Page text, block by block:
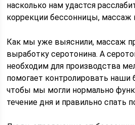
насколько нам удастся
коррекции бессонницы,
Как мы уже выяснили, массаж
выработку серотонина. А
необходим для производства
помогает контролировать наши
чтобы мы могли нормально
течение дня и правильно спать